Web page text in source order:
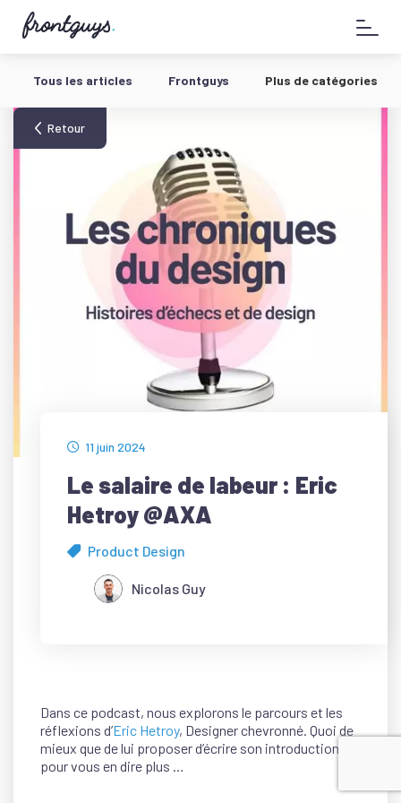
contenu
58
bis
de
Chausée
d'Antin
-
Tous les articles Frontguys Plus de catégories
Retour
11 juin 2024
Le salaire de labeur : Eric
Hetroy @AXA
Product Design
Nicolas Guy
Dans ce podcast, nous explorons le parcours et les
réflexions d’Eric Hetroy, Designer chevronné. Quoi de
mieux que de lui proposer d’écrire son introduction
pour vous en dire plus …